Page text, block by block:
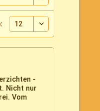
-
Nicht nur
Vom